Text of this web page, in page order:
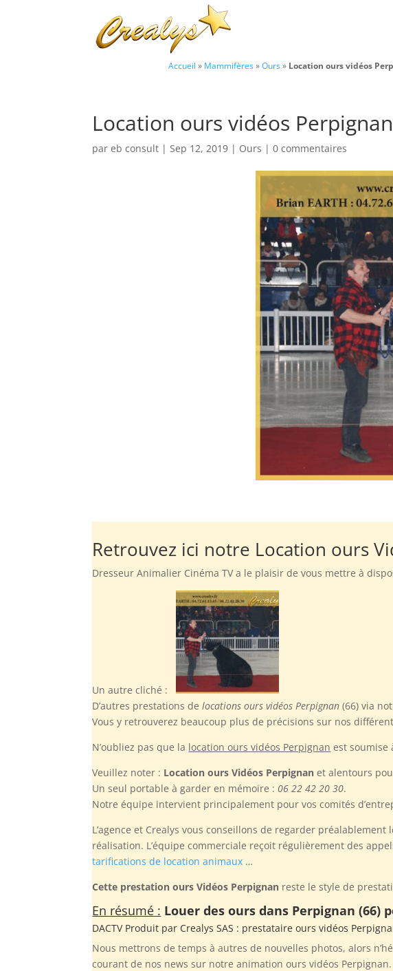
Accueil » Mammifères»Ours» Location ours vidéos
Location ours vidéos Perpignan
pareb consult |Sep 12, 2019 | Ours |0 commentaires
Retrouvez ici notre Location ours
Dresseur Animalier Cinéma TV a le plaisir de vous mettre à
Un autre cliché :
D’autres prestations delocations ours vidéos Perpignan (66) via
Vous y retrouverez beaucoup plus de précisions sur nos
N’oubliez pas que la location ours vidéos Perpignan est soumise
Veuillez noter : Location ours Vidéos Perpignan et alentours
Un seul portable à garder en mémoire :06 22 42 20 30.
Notre équipe intervient principalement pour vos comités
L’agence et Crealys vous conseillons de regarder
réalisation. L’équipe commerciale reçoit régulièrement des
tarifications de location animaux …
Cette prestation ours Vidéos Perpignan reste le style de
En résumé : Louer des ours dans Perpignan
DACTV Produit par Crealys SAS : prestataire ours vidéos
Nous mettrons de temps à autres de nouvelles photos, alors
courant de nos news sur notre animation ours vidéos Perpignan.